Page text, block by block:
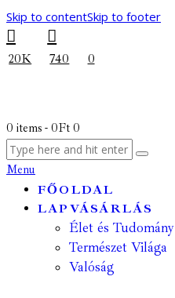
Skip to contentSkip to footer
20K 740 0
0 items - 0Ft 0
Menu
FŐOLDAL
LAPVÁSÁRLÁS
Élet és Tudomány
Természet Világa
Valóság